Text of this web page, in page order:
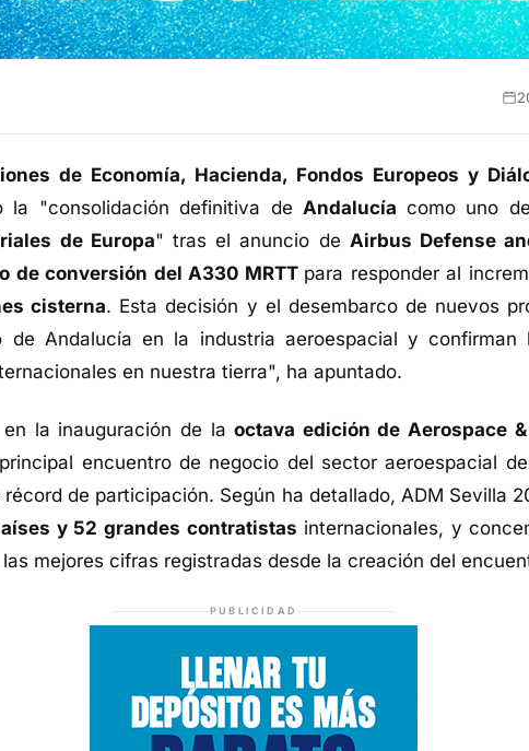
de Economía, Hacienda, Fondos Europeos y
la "consolidación definitiva deAndalucía como uno
de Europa" tras el anuncio de Airbus Defense
de conversión del A330 MRTT para responder al
cisterna. Esta decisión y el desembarco de nuevos
de Andalucía en la industria aeroespacial y confirman
en nuestra tierra", ha apuntado.
en la inauguración de laoctava edición de Aerospace
encuentro de negocio del sector aeroespacial
de participación. Según ha detallado, ADM Sevilla
y 52 grandes contratistas internacionales, y
las mejores cifras registradas desde la creación del
PUBLICIDAD